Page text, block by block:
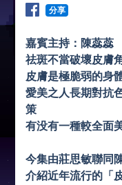
分享
嘉賓主持：陳蕊蕊
祛斑不當破壞皮膚
皮膚是極脆弱的身
愛美之人長期對抗
策
有没有一種較全面
今集由莊思敏聯同
介紹近年流行的「